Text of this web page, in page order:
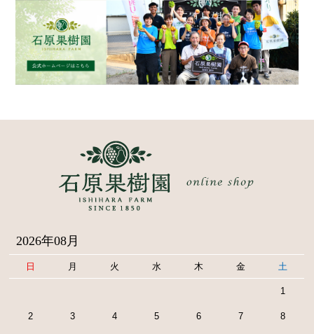
2026年08月
日 月 火 水 木 金 土
1
2 3 4 5 6 7 8